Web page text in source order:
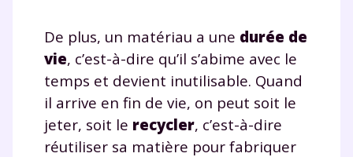
De plus, un matériau a une durée de
vie, c’est-à-dire qu’il s’abime avec le
temps et devient inutilisable. Quand
il arrive en fin de vie, on peut soit le
jeter, soit le recycler, c’est-à-dire
réutiliser sa matière pour fabriquer